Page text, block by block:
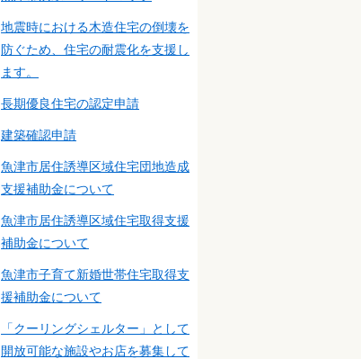
地震時における木造住宅の倒壊を
防ぐため、住宅の耐震化を支援し
ます。
長期優良住宅の認定申請
建築確認申請
魚津市居住誘導区域住宅団地造成
支援補助金について
魚津市居住誘導区域住宅取得支援
補助金について
魚津市子育て新婚世帯住宅取得支
援補助金について
「クーリングシェルター」として
開放可能な施設やお店を募集して